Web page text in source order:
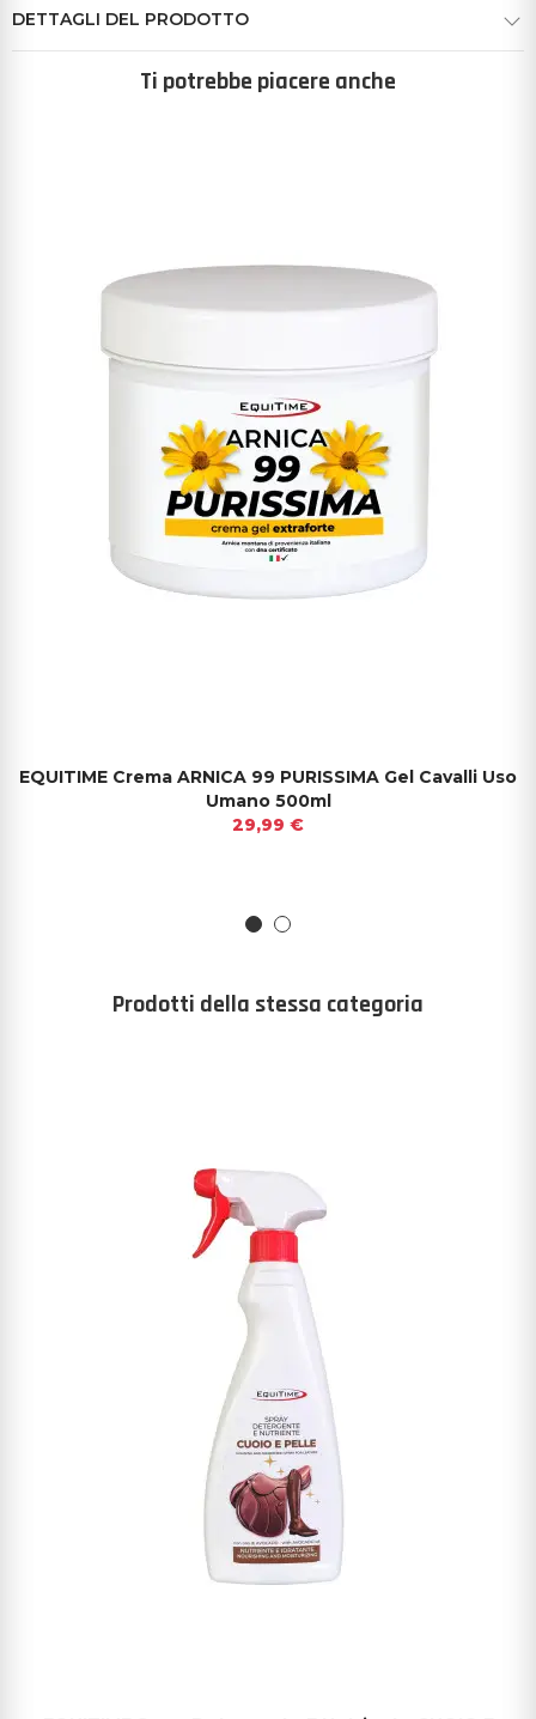
DETTAGLI DEL PRODOTTO
Ti potrebbe piacere anche
EQUITIME Crema ARNICA 99 PURISSIMA Gel Cavalli Uso
Umano 500ml
29,99 €
Prodotti della stessa categoria